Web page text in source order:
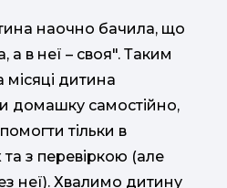
наочно бачила, що
а в неї – своя". Таким
дитина
домашку самостійно,
тільки в
з перевіркою (але
неї). Хвалимо дитину